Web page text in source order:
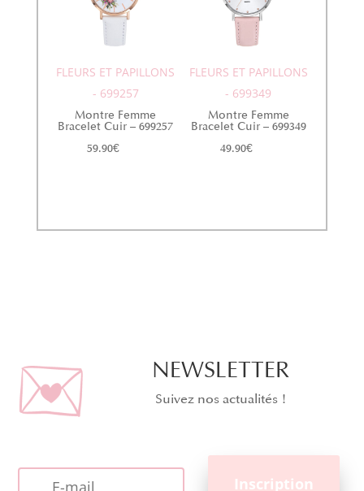
FLEURS ET PAPILLONS
- 699257
Montre Femme
Bracelet Cuir – 699257
59.90€
FLEURS ET PAPILLONS
- 699349
Montre Femme
Bracelet Cuir – 699349
49.90€
NEWSLETTER
Suivez nos actualités !